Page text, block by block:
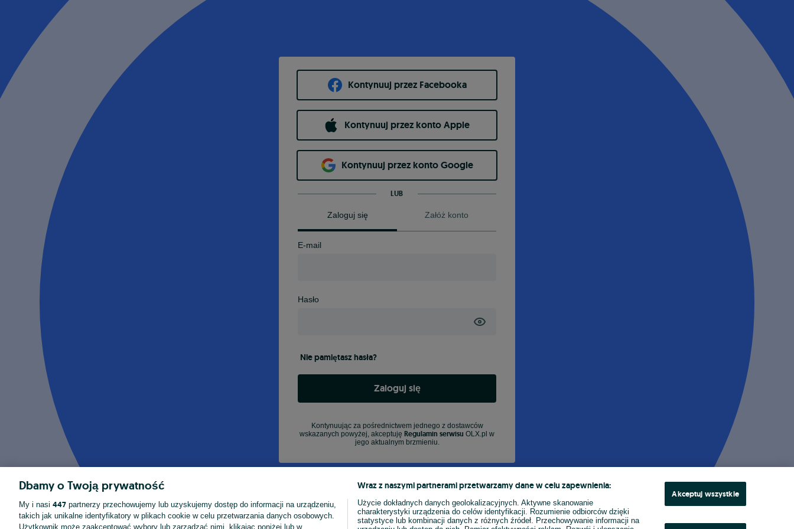
Kontynuuj przez Facebooka
Kontynuuj przez konto Apple
Kontynuuj przez konto Google
LUB
Zaloguj się Załóż konto
E-mail
Hasło
Nie pamiętasz hasła?
Zaloguj się
Kontynuując za pośrednictwem jednego z dostawców
wskazanych powyżej, akceptuję Regulamin serwisu OLX.pl w
jego aktualnym brzmieniu.
Dbamy o Twoją prywatność
My i nasi 447 partnerzy przechowujemy lub uzyskujemy dostęp do informacji na urządzeniu,
takich jak unikalne identyfikatory w plikach cookie w celu przetwarzania danych osobowych.
Użytkownik może zaakceptować wybory lub zarządzać nimi, klikając poniżej lub w
Wraz z naszymi partnerami przetwarzamy dane w celu zapewnienia:
Użycie dokładnych danych geolokalizacyjnych. Aktywne skanowanie
charakterystyki urządzenia do celów identyfikacji. Rozumienie odbiorców dzięki
statystyce lub kombinacji danych z różnych źródeł. Przechowywanie informacji na
Akceptuj wszystkie